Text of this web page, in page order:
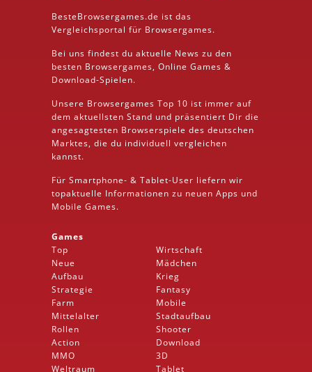
BesteBrowsergames.de ist das
Vergleichsportal für Browsergames.
Bei uns findest du aktuelle News zu den
besten Browsergames, Online Games &
Download-Spielen.
Unsere Browsergames Top 10 ist immer auf
dem aktuellsten Stand und präsentiert Dir die
angesagtesten Browserspiele des deutschen
Marktes, die du individuell vergleichen
kannst.
Für Smartphone- & Tablet-User liefern wir
topaktuelle Informationen zu neuen Apps und
Mobile Games.
Games
Top
Neue
Aufbau
Strategie
Farm
Mittelalter
Rollen
Action
MMO
Weltraum
Wirtschaft
Mädchen
Krieg
Fantasy
Mobile
Stadtaufbau
Shooter
Download
3D
Tablet